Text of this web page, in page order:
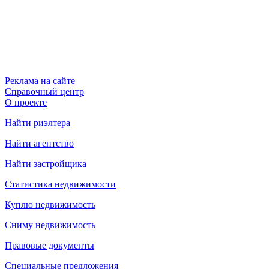
Реклама на сайте
Справочный центр
О проекте
Найти риэлтера
Найти агентство
Найти застройщика
Статистика недвижимости
Куплю недвижимость
Сниму недвижимость
Правовые документы
Специальные предложения